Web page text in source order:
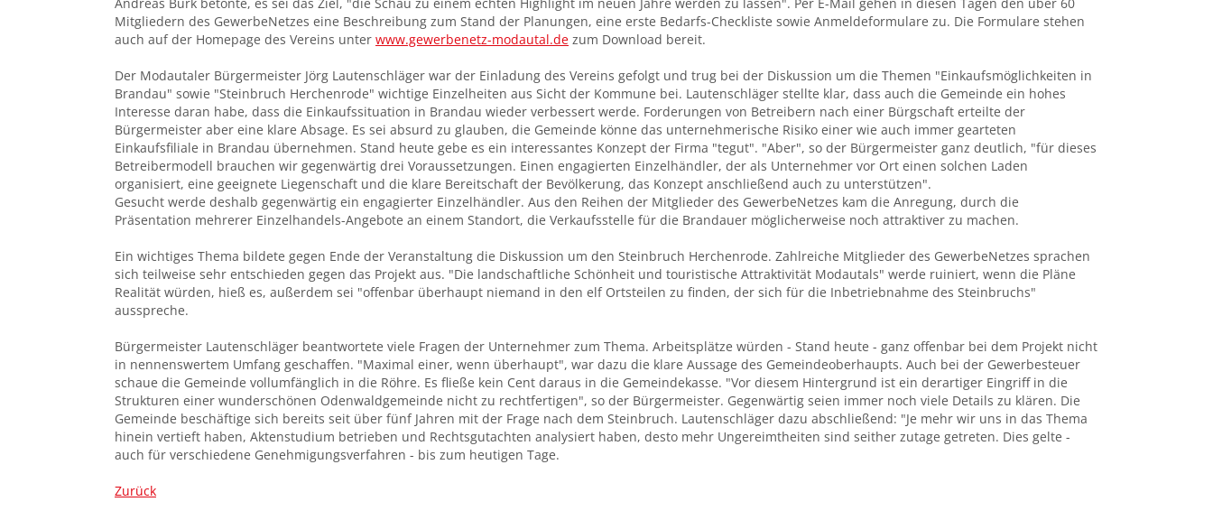
Mitgliedern des GewerbeNetzes eine Beschreibung zum Stand der Planungen, eine erste Bedarfs-Checkliste sowie Anmeldeformulare zu. Die Formulare stehen
auch auf der Homepage des Vereins unter www.gewerbenetz-modautal.de zum Download bereit.
Der Modautaler Bürgermeister Jörg Lautenschläger war der Einladung des Vereins gefolgt und trug bei der Diskussion um die Themen "Einkaufsmöglichkeiten in
Brandau" sowie "Steinbruch Herchenrode" wichtige Einzelheiten aus Sicht der Kommune bei. Lautenschläger stellte klar, dass auch die Gemeinde ein hohes
Interesse daran habe, dass die Einkaufssituation in Brandau wieder verbessert werde. Forderungen von Betreibern nach einer Bürgschaft erteilte der
Bürgermeister aber eine klare Absage. Es sei absurd zu glauben, die Gemeinde könne das unternehmerische Risiko einer wie auch immer gearteten
Einkaufsfiliale in Brandau übernehmen. Stand heute gebe es ein interessantes Konzept der Firma "tegut". "Aber", so der Bürgermeister ganz deutlich, "für dieses
Betreibermodell brauchen wir gegenwärtig drei Voraussetzungen. Einen engagierten Einzelhändler, der als Unternehmer vor Ort einen solchen Laden
organisiert, eine geeignete Liegenschaft und die klare Bereitschaft der Bevölkerung, das Konzept anschließend auch zu unterstützen".
Gesucht werde deshalb gegenwärtig ein engagierter Einzelhändler. Aus den Reihen der Mitglieder des GewerbeNetzes kam die Anregung, durch die
Präsentation mehrerer Einzelhandels-Angebote an einem Standort, die Verkaufsstelle für die Brandauer möglicherweise noch attraktiver zu machen.
Ein wichtiges Thema bildete gegen Ende der Veranstaltung die Diskussion um den Steinbruch Herchenrode. Zahlreiche Mitglieder des GewerbeNetzes sprachen
sich teilweise sehr entschieden gegen das Projekt aus. "Die landschaftliche Schönheit und touristische Attraktivität Modautals" werde ruiniert, wenn die Pläne
Realität würden, hieß es, außerdem sei "offenbar überhaupt niemand in den elf Ortsteilen zu finden, der sich für die Inbetriebnahme des Steinbruchs"
ausspreche.
Bürgermeister Lautenschläger beantwortete viele Fragen der Unternehmer zum Thema. Arbeitsplätze würden - Stand heute - ganz offenbar bei dem Projekt nicht
in nennenswertem Umfang geschaffen. "Maximal einer, wenn überhaupt", war dazu die klare Aussage des Gemeindeoberhaupts. Auch bei der Gewerbesteuer
schaue die Gemeinde vollumfänglich in die Röhre. Es fließe kein Cent daraus in die Gemeindekasse. "Vor diesem Hintergrund ist ein derartiger Eingriff in die
Strukturen einer wunderschönen Odenwaldgemeinde nicht zu rechtfertigen", so der Bürgermeister. Gegenwärtig seien immer noch viele Details zu klären. Die
Gemeinde beschäftige sich bereits seit über fünf Jahren mit der Frage nach dem Steinbruch. Lautenschläger dazu abschließend: "Je mehr wir uns in das Thema
hinein vertieft haben, Aktenstudium betrieben und Rechtsgutachten analysiert haben, desto mehr Ungereimtheiten sind seither zutage getreten. Dies gelte -
auch für verschiedene Genehmigungsverfahren - bis zum heutigen Tage.
Zurück